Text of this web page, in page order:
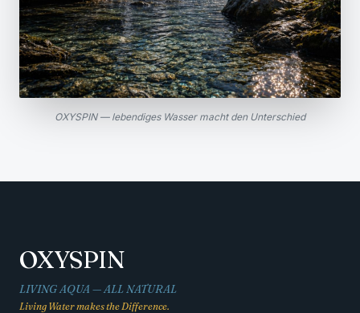
OXYSPIN — lebendiges Wasser macht den Unterschied
OXYSPIN
LIVING AQUA — ALL NATURAL
Living Water makes the Difference.